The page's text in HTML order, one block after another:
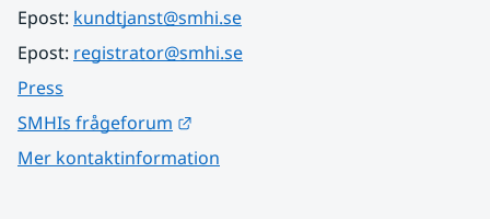
Epost: kundtjanst@smhi.se
Epost: registrator@smhi.se
Press
SMHIs frågeforum
Mer kontaktinformation